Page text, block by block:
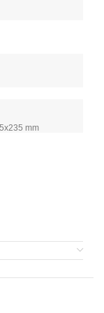
mm